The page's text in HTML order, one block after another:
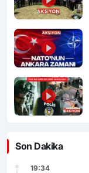
Son Dakika
19:34